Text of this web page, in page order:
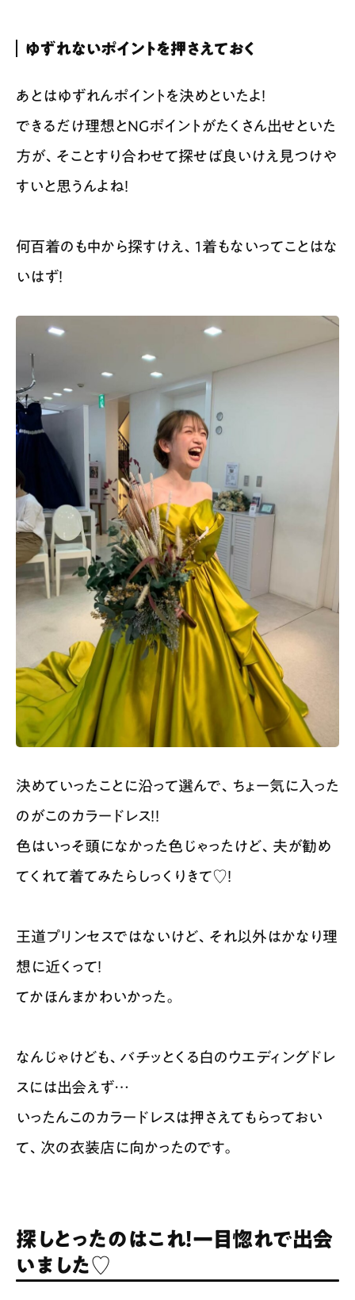
ゆずれないポイントを押さえておく
あとはゆずれんポイントを決めといたよ！
できるだけ理想とNGポイントがたくさん出せといた
方が、そことすり合わせて探せば良いけえ見つけや
すいと思うんよね！
何百着のも中から探すけえ、1着もないってことはな
いはず！
決めていったことに沿って選んで、ちょー気に入った
のがこのカラードレス！！
色はいっそ頭になかった色じゃったけど、夫が勧め
てくれて着てみたらしっくりきて♡！
王道プリンセスではないけど、それ以外はかなり理
想に近くって！
てかほんまかわいかった。
なんじゃけども、バチッとくる白のウエディングドレ
スには出会えず…
いったんこのカラードレスは押さえてもらっておい
て、次の衣装店に向かったのです。
探しとったのはこれ！一目惚れで出会
いました♡